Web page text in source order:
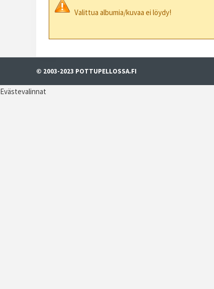
Valittua albumia/kuvaa ei löydy!
© 2003-2023 POTTUPELLOSSA.FI
Evästevalinnat